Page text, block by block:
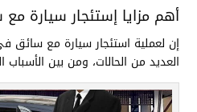
أهم مزايا إستئجار سيارة
إن لعملية استئجار سيارة مع سائق
العديد من الحالات، ومن بين